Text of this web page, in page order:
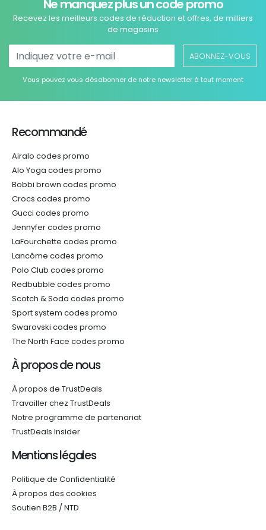
Ne manquez plus un code promo
Recevez les meilleurs codes de réduction et offres, de milliers
de magasins
ABONNEZ-VOUS
Vous pouvez vous désabonner de notre newsletter à tout moment
Recommandé
Airalo codes promo
Alo Yoga codes promo
Bobbi brown codes promo
Crocs codes promo
Gucci codes promo
Jennyfer codes promo
LaFourchette codes promo
Lancôme codes promo
Polo Club codes promo
Redbubble codes promo
Scotch & Soda codes promo
Sport system codes promo
Swarovski codes promo
The North Face codes promo
À propos de nous
À propos de TrustDeals
Travailler chez TrustDeals
Notre programme de partenariat
TrustDeals Insider
Mentions légales
Politique de Confidentialité
À propos des cookies
Soutien B2B / NTD